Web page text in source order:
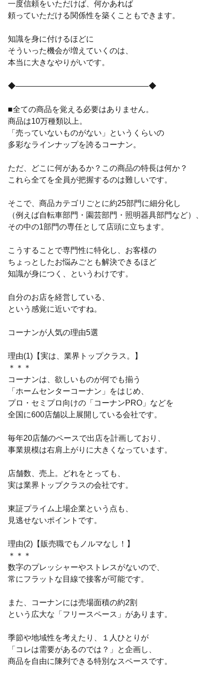
一度信頼をいただけば、何かあれば
頼っていただける関係性を築くこともできます。
知識を身に付けるほどに
そういった機会が増えていくのは、
本当に大きなやりがいです。
◆―――――――――――――――――◆
■全ての商品を覚える必要はありません。
商品は10万種類以上。
「売っていないものがない」というくらいの
多彩なラインナップを誇るコーナン。
ただ、どこに何があるか？この商品の特長は何か？
これら全てを全員が把握するのは難しいです。
そこで、商品カテゴリごとに約25部門に細分化し
（例えば自転車部門・園芸部門・照明器具部門など）、
その中の1部門の専任として店頭に立ちます。
こうすることで専門性に特化し、お客様の
ちょっとしたお悩みごとも解決できるほど
知識が身につく、というわけです。
自分のお店を経営している、
という感覚に近いですね。
コーナンが人気の理由5選
理由(1)【実は、業界トップクラス。】
＊＊＊
コーナンは、欲しいものが何でも揃う
「ホームセンターコーナン」をはじめ、
プロ・セミプロ向けの「コーナンPRO」などを
全国に600店舗以上展開している会社です。
毎年20店舗のペースで出店を計画しており、
事業規模は右肩上がりに大きくなっています。
店舗数、売上。どれをとっても、
実は業界トップクラスの会社です。
東証プライム上場企業という点も、
見逃せないポイントです。
理由(2)【販売職でもノルマなし！】
＊＊＊
数字のプレッシャーやストレスがないので、
常にフラットな目線で接客が可能です。
また、コーナンには売場面積の約2割
という広大な「フリースペース」があります。
季節や地域性を考えたり、１人ひとりが
「コレは需要があるのでは？」と企画し、
商品を自由に陳列できる特別なスペースです。